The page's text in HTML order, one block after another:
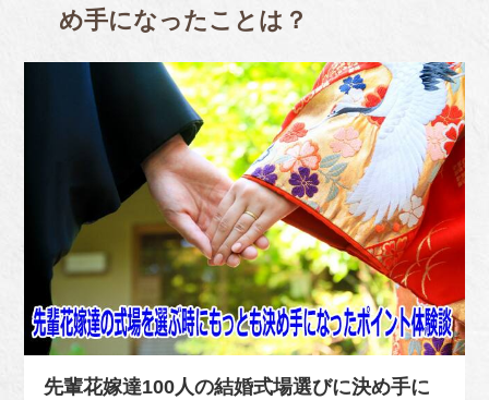
め手になったことは？
先輩花嫁達100人の結婚式場選びに決め手に